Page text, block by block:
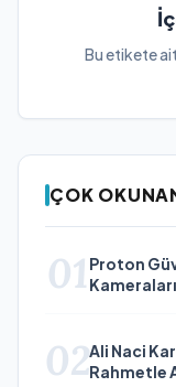
Bu etikete
ÇOK
01 Proton
02Ali Naci
Rahmetle